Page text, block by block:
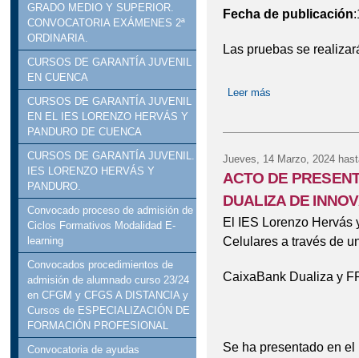
GRADO MEDIO Y SUPERIOR.
CONVOCATORIA EXÁMENES 2ª
ORDINARIA.
CURSOS DE GARANTÍA JUVENIL
EN CUENCA
CURSOS DE GARANTÍA JUVENIL
EN EL IES LORENZO HERVÁS Y
PANDURO DE CUENCA
CURSOS DE GARANTÍA JUVENIL.
IES LORENZO HERVÁS Y
PANDURO.
Convocado proceso de admisión de
Ciclos Formativos Modalidad E-
learning
Convocados procedimientos de
admisión de alumnado curso 23/24
en CFGM y CFGS A DISTANCIA y
Cursos de ESPECIALIZACIÓN DE
FORMACIÓN PROFESIONAL
Convocatoria de ayudas
Fecha de publicación
Las pruebas se
Leer más
Jueves, 14 Marzo, 2024
ACTO DE
DUALIZA DE
El IES Lorenzo
Celulares a través de
CaixaBank Dualiza y
Se ha presentado en